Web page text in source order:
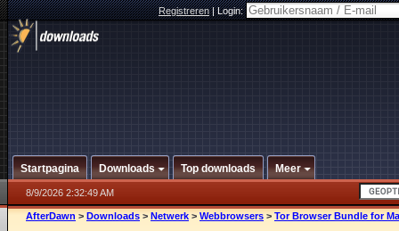
Registreren|Login:
Startpagina Downloads Top downloads Meer
8/9/2026 2:32:49 AM
AfterDawn > Downloads > Netwerk > Webbrowsers > Tor Browser Bundle for